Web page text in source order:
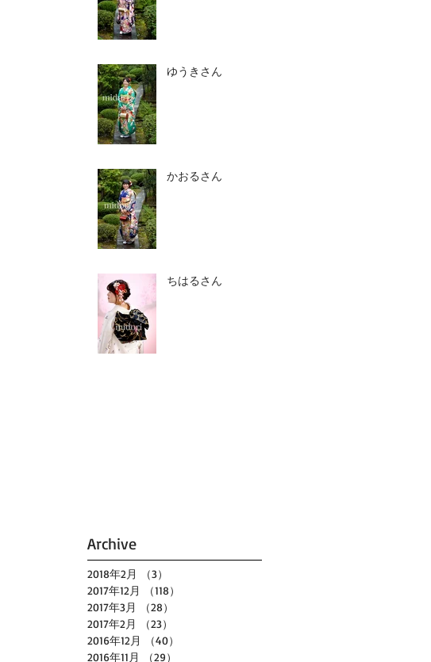
ゆうきさん
かおるさん
ちはるさん
Archive
2018年2月 （3）
2017年12月
（118）
2017年3月
（28）
2017年2月
（23）
2016年12月
（40）
2016年11月
（29）